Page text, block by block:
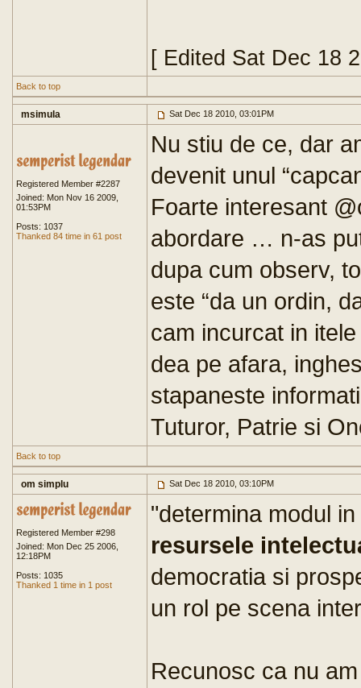
[ Edited Sat Dec 18
Back to top
msimula Sat Dec 18 2010, 03:01PM
Registered Member #2287
Joined: Mon Nov 16 2009,
01:53PM
Posts: 1037
Thanked 84 time in 61 post
Nu stiu de ce, dar
devenit unul
Foarte interesant
abordare … n-as
dupa cum observ,
este “da un ordin,
cam incurcat in
dea pe afara,
stapaneste
Tuturor, Patrie si
Back to top
om simplu Sat Dec 18 2010, 03:10PM
Registered Member #298
Joined: Mon Dec 25 2006,
12:18PM
Posts: 1035
Thanked 1 time in 1 post
"determina modul
resursele
democratia si
un rol pe scena
Recunosc ca nu